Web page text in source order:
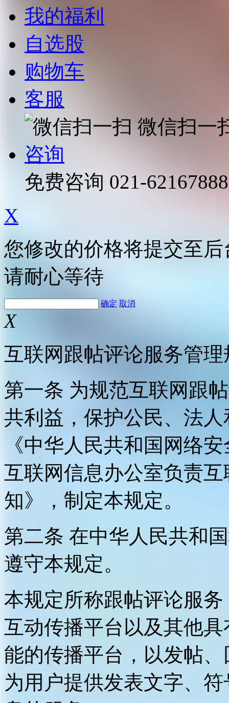
我的福利
自选股
购物车
客服
微信扫一
咨询
免费咨询 021-62167888
X
您修改的价格将提交至
请耐心等待
确定 取消
X
互联网跟帖评论服务管理
第一条 为规范互联网跟
共利益，保护公民、法
《中华人民共和国网络
互联网信息办公室负责
知》，制定本规定。
第二条 在中华人民共和
遵守本规定。
本规定所称跟帖评论服
互动传播平台以及其他
能的传播平台，以发帖
为用户提供发表文字、